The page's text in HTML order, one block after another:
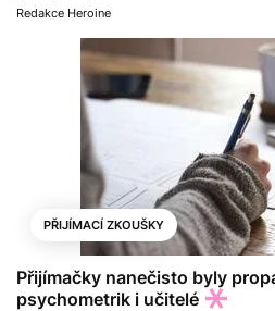
Redakce Heroine
PŘIJÍMACÍ ZKOUŠKY
Přijímačky nanečisto byly
psychometrik i učitelé